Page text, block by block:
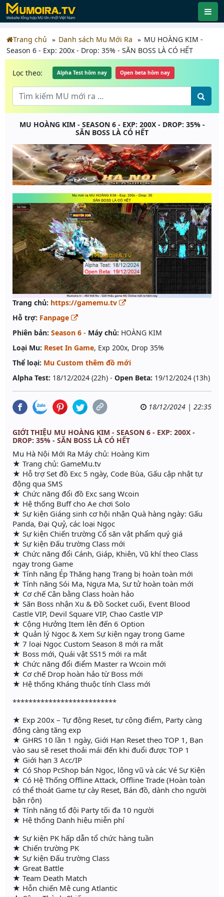
Trang chủ Danh sách Mu Mới Ra
MU HOÀNG KIM -
Season 6 - Exp: 200x - Drop: 35% - SĂN BOSS LÀ CÓ HẾT
Lọc theo: Alpha Test hôm nay Open beta hôm nay
MU HOÀNG KIM - SEASON 6 - EXP: 200X - DROP: 35% -
SĂN BOSS LÀ CÓ HẾT
Trang chủ: https://gamemu.tv
Hỗ trợ: Fanpage
Phiên bản: Season 6 - Máy chủ: HOÀNG KIM
Loại Mu: Reset In Game, Exp 200x, Drop 35%
Thể loại: Mu Custom thêm đồ mới
Alpha Test: 18/12/2024 (22h) - Open Beta: 19/12/2024 (13h)
18/12/2024 | 22:35
GIỚI THIỆU MU HOÀNG KIM - SEASON 6 - EXP: 200X -
DROP: 35% - SĂN BOSS LÀ CÓ HẾT
Mu Hà Nội Mới Ra Máy chủ: Hoàng Kim
★ Trang chủ: GameMu.tv
★ Hỗ trợ Set đồ Exc 5 ngày, Code Bùa, Gấu cập nhật tự
động qua SMS
★ Chức năng đổi đồ Exc sang Wcoin
★ Hệ thống Buff cho Ae chơi Solo
★ Sự kiện Giáng sinh cơ hội nhận Quà hàng ngày: Gấu
Panda, Đại Quỷ, các loại Ngọc
★ Sự kiện Chiến trường Cổ săn vật phẩm quý giá
★ Sự kiện Đấu trường Class mới
★ Chức năng đổi Cánh, Giáp, Khiên, Vũ khí theo Class
ngay trong Game
★ Tính năng Ép Thăng hạng Trang bị hoàn toàn mới
★ Tính năng Sói Ma, Ngựa Ma, Sư tử hoàn toàn mới
★ Cơ chế Cân bằng Class hoàn hảo
★ Săn Boss nhận Xu & Đồ Socket cuối, Event Blood
Castle VIP, Devil Square VIP, Chao Castle VIP
★ Cộng Hưởng Item lên đến 6 Option
★ Quản lý Ngọc & Xem Sự kiện ngay trong Game
★ 7 loại Ngọc Custom Season 8 mới ra mắt
★ Boss mới, Quái vật SS15 mới ra mắt
★ Chức năng đổi điểm Master ra Wcoin mới
★ Cơ chế Drop hoàn hảo từ Boss mới
★ Hệ thống Kháng thuộc tính Class mới
**************************
★ Exp 200x – Tự động Reset, tự cộng điểm, Party càng
đông càng tăng exp
★ GHRS 10 lần 1 ngày, Giới Hạn Reset theo TOP 1, Bạn
vào sau sẽ reset thoải mái đến khi đuổi được TOP 1
★ Giới hạn 3 Acc/IP
★ Có Shop PcShop bán Ngọc, lông vũ và các Vé Sự Kiện
★ Có Hệ Thống Offline Attack, Offline Trade (Hoàn toàn
có thể thoát Game tự cày Reset, Bán đồ, dành cho người
bận rộn)
★ Tính năng tổ đội Party tối đa 10 người
★ Hệ thống Danh hiệu miễn phí
★ Sự kiện PK hấp dẫn tổ chức hàng tuần
★ Chiến trường PK
★ Sự kiện Đấu trường Class
★ Great Battle
★ Team Death Match
★ Hỗn chiến Mê cung Atlantic